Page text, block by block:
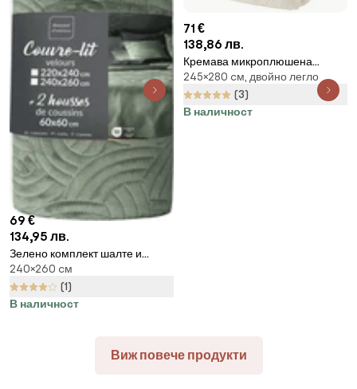
69 €
134,95 лв.
Зелено комплект шалте и
калъфка за възглавница
240x260 cm Solange –
douceur d'intérieur
240×260 cм
(1)
В наличност
71 €
138,86 лв.
Кремава микроплюшена
покривка за двойно легло
245x280 cm Cuddly -
Catherine Lansfield
245×280 cм, двойно легло
(3)
В наличност
Виж повече продукти